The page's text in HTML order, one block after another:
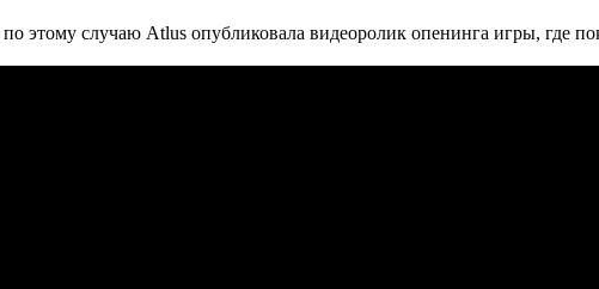
этому случаю Atlus опубликовала видеоролик опенинга игры, где